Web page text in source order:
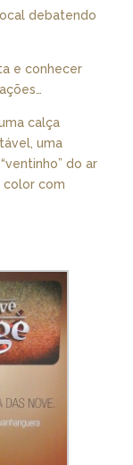
debatendo
e conhecer
calça
uma
do ar
color com